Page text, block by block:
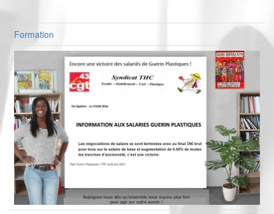
Formation